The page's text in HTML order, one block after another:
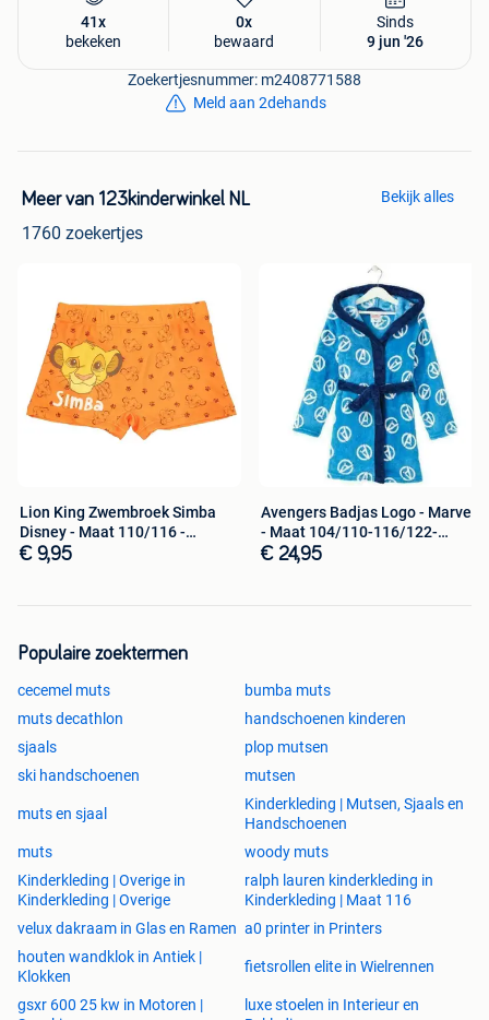
41x
bekeken
0x
bewaard
Sinds
9 jun '26
Zoekertjesnummer: m2408771588
Meld aan 2dehands
Meer van 123kinderwinkel NL
1760 zoekertjes
Bekijk alles
Lion King Zwembroek Simba
Disney - Maat 110/116 -
122/128
€ 9,95
Avengers Badjas Logo - Marvel
- Maat 104/110-116/122-
128/134
€ 24,95
Populaire zoektermen
cecemel muts
bumba muts
muts decathlon
handschoenen kinderen
sjaals
plop mutsen
ski handschoenen
mutsen
muts en sjaal
Kinderkleding | Mutsen, Sjaals en
Handschoenen
muts
woody muts
Kinderkleding | Overige in
Kinderkleding | Overige
ralph lauren kinderkleding in
Kinderkleding | Maat 116
velux dakraam in Glas en Ramen a0 printer in Printers
houten wandklok in Antiek |
Klokken
fietsrollen elite in Wielrennen
gsxr 600 25 kw in Motoren |
luxe stoelen in Interieur en